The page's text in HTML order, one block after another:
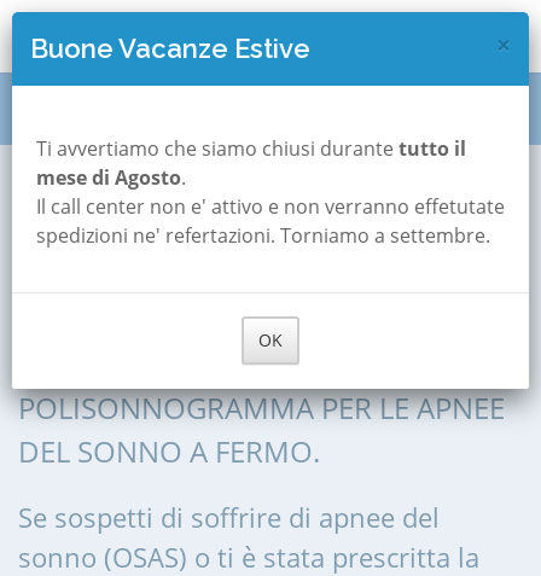
Polisonnografia a
Fermo
POLISONNOGRAFIA, POLIGRAFIA,
POLISONNOGRAMMA PER LE APNEE
DEL SONNO A FERMO.
Se sospetti di soffrire di apnee del
sonno (OSAS) o ti è stata prescritta la
×
Buone Vacanze Estive
Ti avvertiamo che siamo chiusi durante tutto il
mese di Agosto.
Il call center non e' attivo e non verranno effetutate
spedizioni ne' refertazioni. Torniamo a settembre.
OK